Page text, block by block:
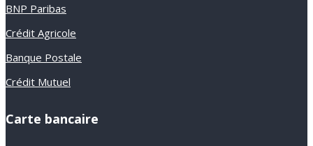
BNP Paribas
Crédit Agricole
Banque Postale
Crédit Mutuel
Carte bancaire